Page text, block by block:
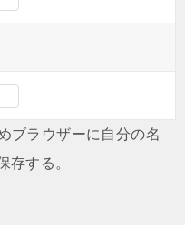
ブラウザーに自分の名
存する。